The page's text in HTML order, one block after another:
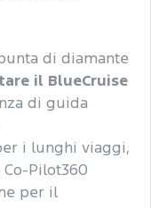
di diamante
il BlueCruise
di guida
i lunghi viaggi,
Pilot360
per il